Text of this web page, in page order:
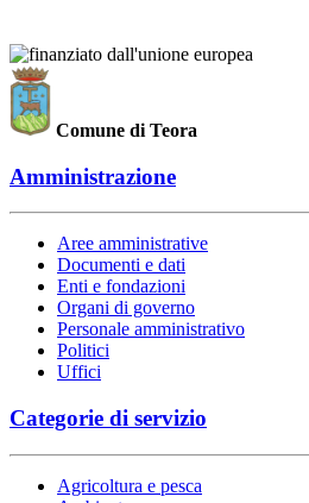
Comune di Teora
Amministrazione
Aree amministrative
Documenti e dati
Enti e fondazioni
Organi di governo
Personale amministrativo
Politici
Uffici
Categorie di servizio
Agricoltura e pesca